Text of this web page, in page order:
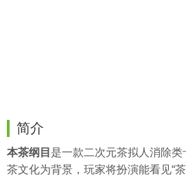
简介
本茶纲目 是一款二次元茶拟人消除
茶文化为背景，玩家将扮演能看见“